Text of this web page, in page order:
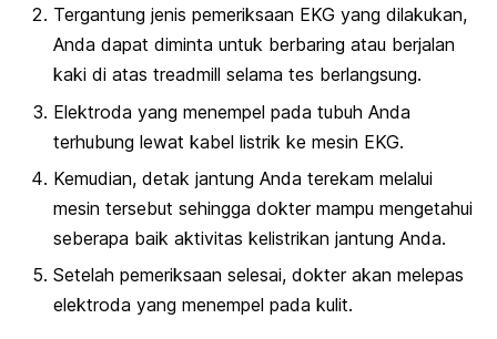
Tergantung jenis pemeriksaan EKG yang dilakukan,
Anda dapat diminta untuk berbaring atau berjalan
kaki di atas treadmill selama tes berlangsung.
Elektroda yang menempel pada tubuh Anda
terhubung lewat kabel listrik ke mesin EKG.
Kemudian, detak jantung Anda terekam melalui
mesin tersebut sehingga dokter mampu mengetahui
seberapa baik aktivitas kelistrikan jantung Anda.
Setelah pemeriksaan selesai, dokter akan melepas
elektroda yang menempel pada kulit.